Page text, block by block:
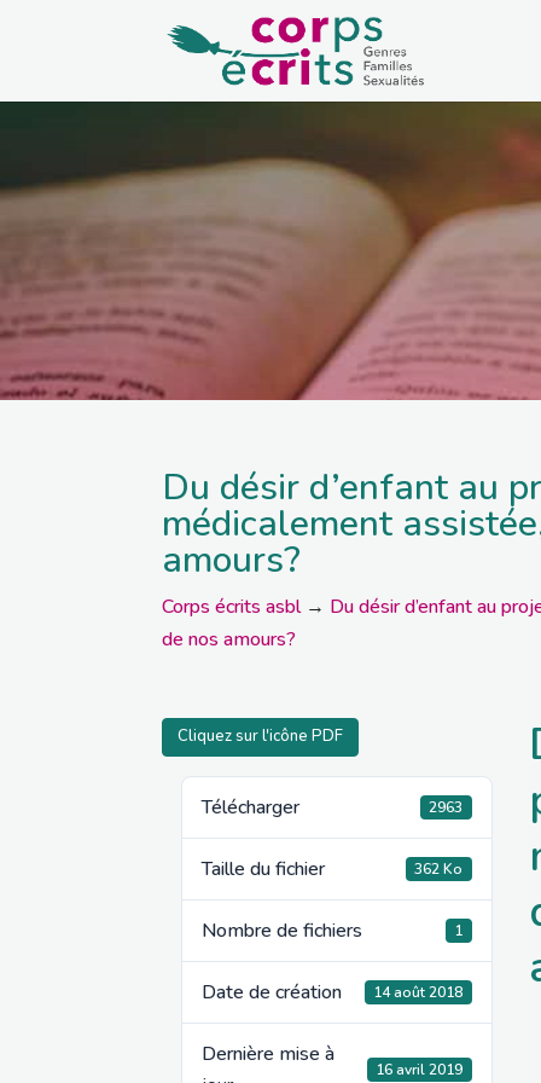
Du désir d’enfant au
médicalement
amours?
Corps écrits asbl→ Du désir d’enfant au
de nos amours?
Cliquez sur l'icône PDF
Télécharger 2963
Taille du fichier 362 Ko
Nombre de fichiers 1
Date de création 14 août 2018
Dernière mise à
16 avril 2019